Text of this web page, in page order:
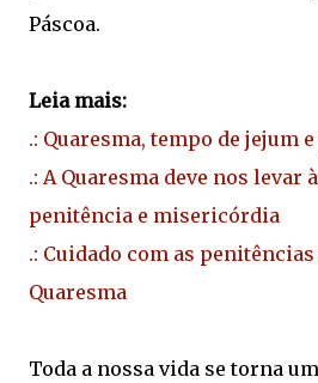
Páscoa.
Leia mais:
.: Quaresma, tempo de jejum
.: A Quaresma deve nos levar
penitência e misericórdia
.: Cuidado com as
Quaresma
Toda a nossa vida se torna